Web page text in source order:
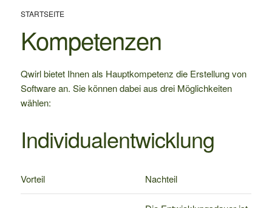
Pfadnavigation
STARTSEITE
Kompetenzen
Qwirl bietet Ihnen als Hauptkompetenz die Erstellung von
Software an. Sie können dabei aus drei Möglichkeiten
wählen:
Individualentwicklung
Vorteil Nachteil